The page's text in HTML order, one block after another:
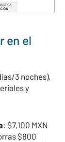
en el
3 noches),
y
: $7,100 MXN
$800